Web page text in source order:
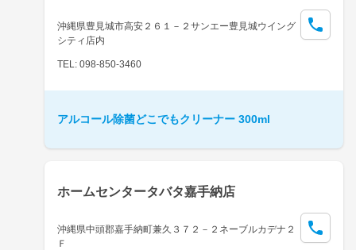
沖縄県豊見城市高安２６１－２サンエー豊見城ウイング
シティ店内
TEL: 098-850-3460
アルコール除菌どこでもクリーナー 300ml
ホームセンタータバタ嘉手納店
沖縄県中頭郡嘉手納町兼久３７２－２ネーブルカデナ２
Ｆ